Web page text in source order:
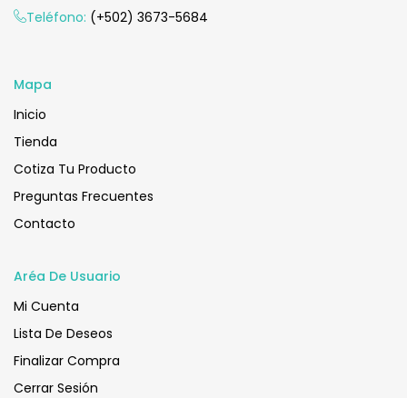
Añadir Al Carrito
Teléfono: (+502) 3673-5684
Mapa
Inicio
Tienda
Cotiza Tu Producto
Preguntas Frecuentes
Contacto
Aréa De Usuario
Mi Cuenta
Lista De Deseos
Finalizar Compra
Cerrar Sesión